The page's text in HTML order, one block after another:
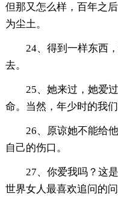
但那又怎么样，百年之
为尘土。
24、得到一样东西
去。
25、她来过，她爱
命。当然，年少时的我
26、原谅她不能给
自己的伤口。
27、你爱我吗？这
世界女人最喜欢追问的